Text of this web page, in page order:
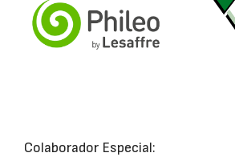
Colaborador Especial: